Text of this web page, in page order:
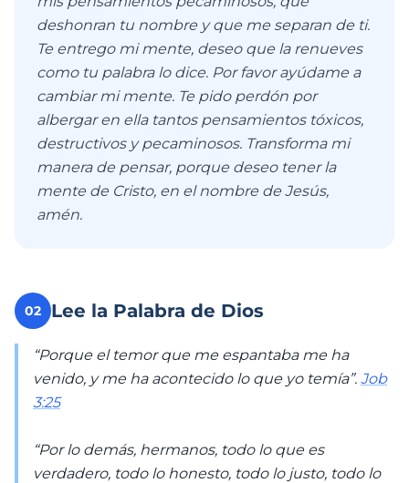
deshonran tu nombre y que me separan de ti.
Te entrego mi mente, deseo que la renueves
como tu palabra lo dice. Por favor ayúdame a
cambiar mi mente. Te pido perdón por
albergar en ella tantos pensamientos tóxicos,
destructivos y pecaminosos. Transforma mi
manera de pensar, porque deseo tener la
mente de Cristo, en el nombre de Jesús,
amén.
02 Lee la Palabra de Dios
“Porque el temor que me espantaba me ha
venido, y me ha acontecido lo que yo temía”. Job
3:25
“Por lo demás, hermanos, todo lo que es
verdadero, todo lo honesto, todo lo justo, todo lo